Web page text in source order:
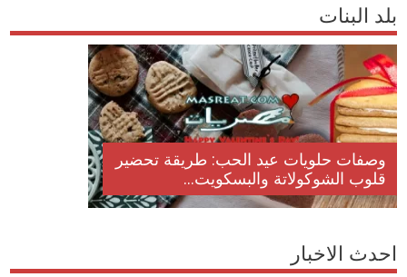
بلد البنات
وصفات حلويات عيد الحب: طريقة تحضير
قلوب الشوكولاتة والبسكويت...
احدث الاخبار